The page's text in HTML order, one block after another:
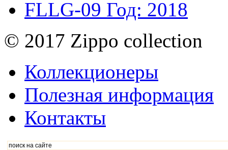
FLLG-09 Год: 2018
© 2017 Zippo collection
Коллекционеры
Полезная информация
Контакты